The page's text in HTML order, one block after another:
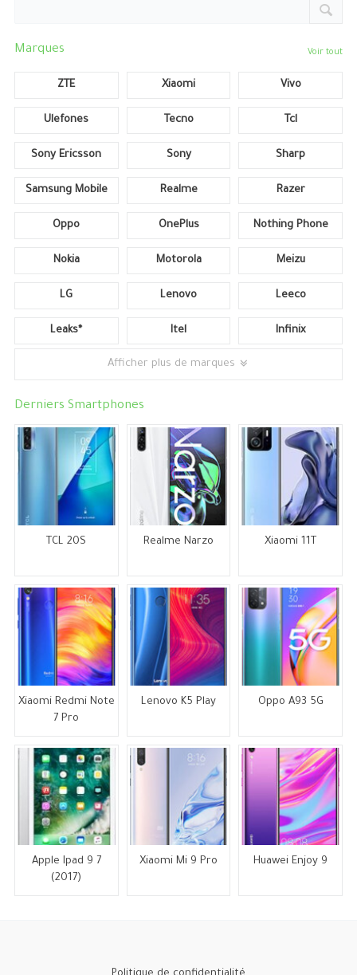
Marques Voir tout
ZTE Xiaomi Vivo
Ulefones Tecno Tcl
Sony Ericsson Sony Sharp
Samsung Mobile Realme Razer
Oppo OnePlus Nothing Phone
Nokia Motorola Meizu
LG Lenovo Leeco
Leaks* Itel Infinix
Afficher plus de marques
Derniers Smartphones
TCL 20S Realme Narzo Xiaomi 11T
Xiaomi Redmi Note
7 Pro
Lenovo K5 Play Oppo A93 5G
Apple Ipad 9 7
(2017)
Xiaomi Mi 9 Pro Huawei Enjoy 9